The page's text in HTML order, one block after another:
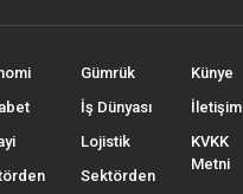
Gümrük
İş Dünyası
Lojistik
Sektörden
Künye
İletişim
KVKK
Metni